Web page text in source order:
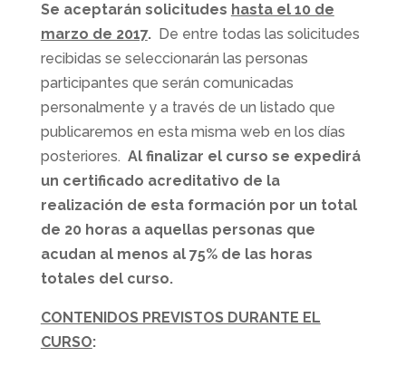
Se aceptarán solicitudes hasta el 10 de
marzo de 2017.De entre todas las solicitudes
recibidas se seleccionarán las personas
participantes que serán comunicadas
personalmente y a través de un listado que
publicaremos en esta misma web en los días
posteriores. Al finalizar el curso se expedirá
un certificado acreditativo de la
realización de esta formación por un total
de 20 horas a aquellas personas que
acudan al menos al 75% de las horas
totales del curso.
CONTENIDOS PREVISTOS DURANTE EL
CURSO: